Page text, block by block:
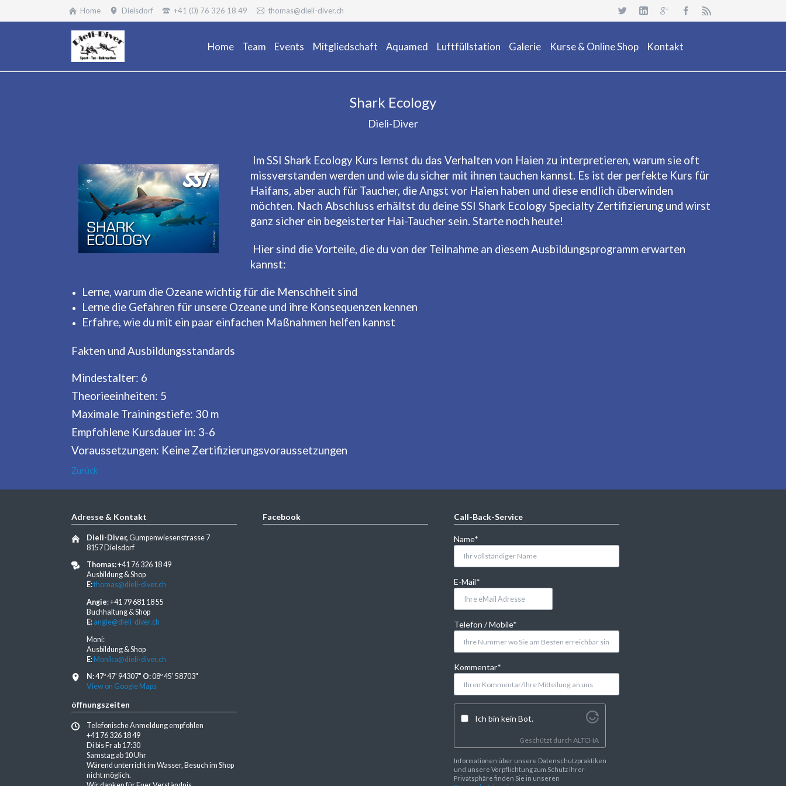
Home Dielsdorf +41 (0) 76 326 18 49 thomas@dieli-diver.ch
Home Team Events Mitgliedschaft Aquamed Luftfüllstation Galerie Kurse & Online Shop
Ausrüstung / Mietmaterial
Events
Restposten & OCC
Kontakt
Shark Ecology
Dieli-Diver
Im SSI Shark Ecology Kurs lernst du das Verhalten von Haien zu interpretieren, warum sie oft
missverstanden werden und wie du sicher mit ihnen tauchen kannst. Es ist der perfekte Kurs für
Haifans, aber auch für Taucher, die Angst vor Haien haben und diese endlich überwinden
möchten. Nach Abschluss erhältst du deine SSI Shark Ecology Specialty Zertifizierung und wirst
ganz sicher ein begeisterter Hai-Taucher sein. Starte noch heute!
Hier sind die Vorteile, die du von der Teilnahme an diesem Ausbildungsprogramm erwarten
kannst:
Lerne, warum die Ozeane wichtig für die Menschheit sind
Lerne die Gefahren für unsere Ozeane und ihre Konsequenzen kennen
Erfahre, wie du mit ein paar einfachen Maßnahmen helfen kannst
Fakten und Ausbildungsstandards
Mindestalter: 6
Theorieeinheiten: 5
Maximale Trainingstiefe: 30 m
Empfohlene Kursdauer in: 3-6
Voraussetzungen: Keine Zertifizierungsvoraussetzungen
Zurück
Adresse & Kontakt
Dieli-Diver,Gumpenwiesenstrasse 7
8157 Dielsdorf
Thomas:+41 76 326 18 49
Ausbildung & Shop
E:thomas@dieli-diver.ch
Angie: +41 79 681 18 55
Buchhaltung & Shop
E: angie@dieli-diver.ch
Moni:
Ausbildung & Shop
E: Monika@dieli-diver.ch
N:47º 47' 94307" O:08º 45' 58703"
View on Google Maps
öffnungszeiten
Telefonische Anmeldung empfohlen
+41 76 326 18 49
Di bis Fr ab 17:30
Samstag ab 10 Uhr
Wärend unterricht im Wasser, Besuch im Shop
nicht möglich.
Facebook Call-Back-Service
Pflichtfeld
Name*
Pflichtfeld
E-Mail*
Pflichtfeld
Telefon / Mobile*
Pflichtfeld
Kommentar*
Ich bin kein Bot.
Geschützt durch ALTCHA
Informationen über unsere Datenschutzpraktiken
und unsere Verpflichtung zum Schutz Ihrer
Privatsphäre finden Sie in unseren